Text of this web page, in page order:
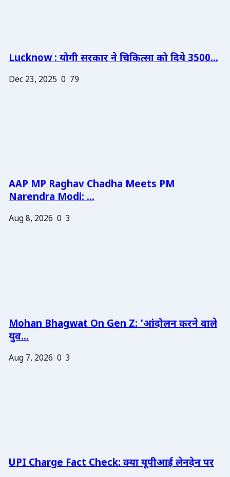
Lucknow : योगी सरकार ने चिकित्सा को दिये 3500...
Dec 23, 2025 0 79
AAP MP Raghav Chadha Meets PM
Narendra Modi: ...
Aug 8, 2026 0 3
Mohan Bhagwat On Gen Z: 'आंदोलन करने वाले
युव...
Aug 7, 2026 0 3
UPI Charge Fact Check: क्या यूपीआई लेनदेन पर